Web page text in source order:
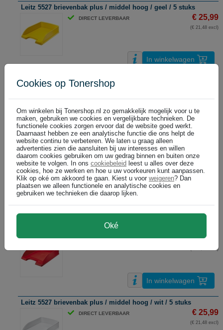
Leitz 5527 brievenbak plus / middel hoog / geel / 5 stuks
DIRECT LEVERBAAR € 25,99
(€ 21,48 excl)
In winkelwagen
Leitz 5527 brievenbak plus / middel hoog / grijs / 5 stuks
In winkelwagen
Leitz 5527 brievenbak plus / middel hoog / groen metallic / 5
DIRECT LEVERBAAR € 25,99
In winkelwagen
Leitz 5527 brievenbak plus / middel hoog / rood / 5 stuks
DIRECT LEVERBAAR € 25,99
(€ 21,48 excl)
In winkelwagen
Leitz 5527 brievenbak plus / middel hoog / wit / 5 stuks
DIRECT LEVERBAAR € 25,99
(€ 21,48 excl)
Cookies op Tonershop
Om winkelen bij Tonershop.nl zo gemakkelijk mogelijk voor u te
maken, gebruiken we cookies en vergelijkbare technieken. De
functionele cookies zorgen ervoor dat de website goed werkt.
Daarnaast hebben ze een analytische functie die ons helpt de
website continu te verbeteren. We laten u graag alleen
advertenties zien die aansluiten bij uw interesses en willen
daarom cookies gebruiken om uw gedrag binnen en buiten onze
website te volgen. In ons cookiebeleid leest u alles over deze
cookies, hoe ze werken en hoe u uw voorkeuren kunt aanpassen.
Klik op oké om akkoord te gaan. Kiest u voor weigeren? Dan
plaatsen we alleen functionele en analytische cookies en
gebruiken we technieken die daarop lijken.
Oké